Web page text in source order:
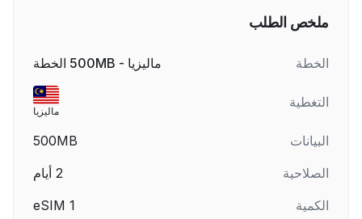
ملخص الطلب
الخطة ماليزيا - 500MB الخطة
التغطية
ماليزيا
البيانات
500MB
الصلاحية
2 أيام
الكمية
1